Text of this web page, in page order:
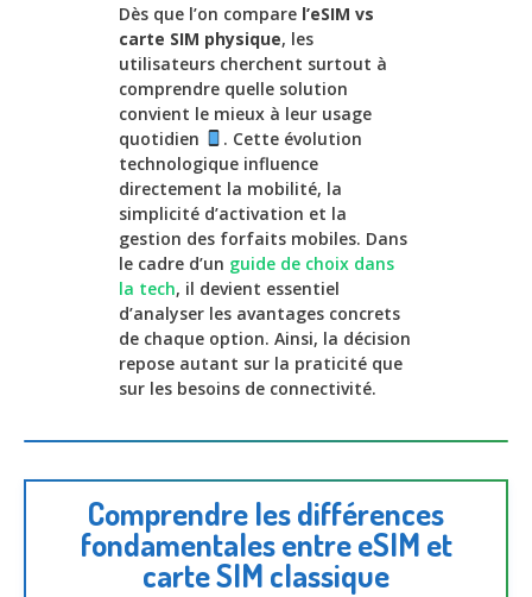
Dès que l’on compare l’eSIM vs
carte SIM physique, les
utilisateurs cherchent surtout à
comprendre quelle solution
convient le mieux à leur usage
quotidien
. Cette évolution
technologique influence
directement la mobilité, la
simplicité d’activation et la
gestion des forfaits mobiles. Dans
le cadre d’un guide de choix dans
la tech, il devient essentiel
d’analyser les avantages concrets
de chaque option. Ainsi, la décision
repose autant sur la praticité que
sur les besoins de connectivité.
Comprendre les différences
fondamentales entre eSIM et
carte SIM classique